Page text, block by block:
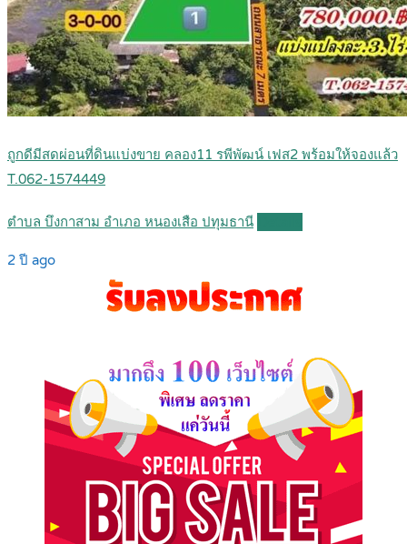
ถูกดีมีสดผ่อนที่ดินแบ่งขาย คลอง11 รพีพัฒน์ เฟส2 พร้อมให้จองแล้ว
T.062-1574449
ตำบล บึงกาสาม อำเภอ หนองเสือ ปทุมธานี
2 ปี ago